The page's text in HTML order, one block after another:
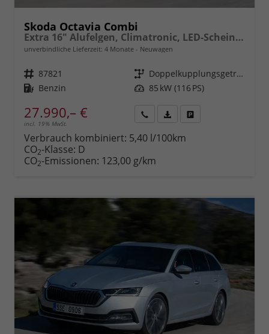
Skoda Octavia Combi
Extra 16" Alufelgen, Climatronic, LED-Scheinwerfer, Parksensoren hinten, Radio 10" + Wireless Smartlink, Tempomat, Multifunktions-Lederlenkrad, Dachreling uvm.
unverbindliche Lieferzeit: 4 Monate Neuwagen
Fahrzeugnr. 87821 Getriebe
Doppelkupplungsgetriebe (DSG)
Kraftstoff Benzin Leistung 85 kW (116 PS)
27.990,– €
incl. 19% MwSt.
anfordern
Datei,
Verbrauch kombiniert: 5,40 l/100km
CO2-Klasse: D
CO2-Emissionen: 123,00 g/km